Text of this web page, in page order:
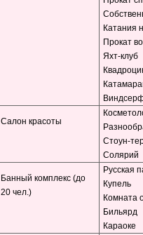
Катания
Прокат
Яхт-клуб
Салон красоты
Стоун-
Солярий
Банный комплекс (до
20 чел.)
Русская
Купель
Комната
Бильярд
Караоке